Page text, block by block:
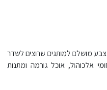
צבע מושלם למותגים שרוצים לשדר
אלכוהול, אוכל גורמה ומתנות